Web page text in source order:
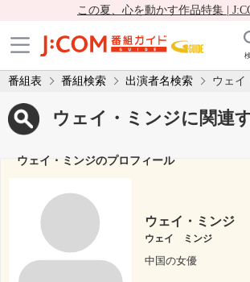
この夏、心を動かす作品特集 |
番組表 番組検索 出演者名検索 ウェイ
ウェイ・ミンジに関連
ウェイ・ミンジのプロフィール
ウェイ・ミンジ
ウェイ ミンジ
中国の女優